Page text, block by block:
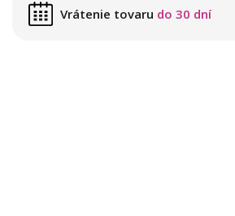
Vrátenie tovaru do 30 dní